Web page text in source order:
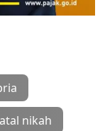
nikah